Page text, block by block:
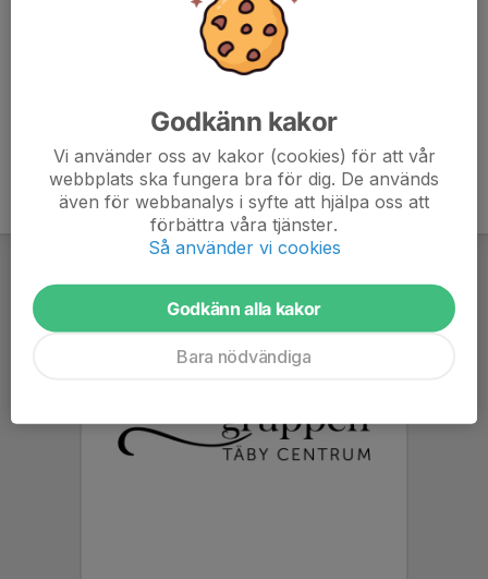
Godkänn kakor
Vi använder oss av kakor (cookies) för att vår
webbplats ska fungera bra för dig. De används
även för webbanalys i syfte att hjälpa oss att
förbättra våra tjänster.
Så använder vi cookies
Godkänn alla kakor
Bara nödvändiga